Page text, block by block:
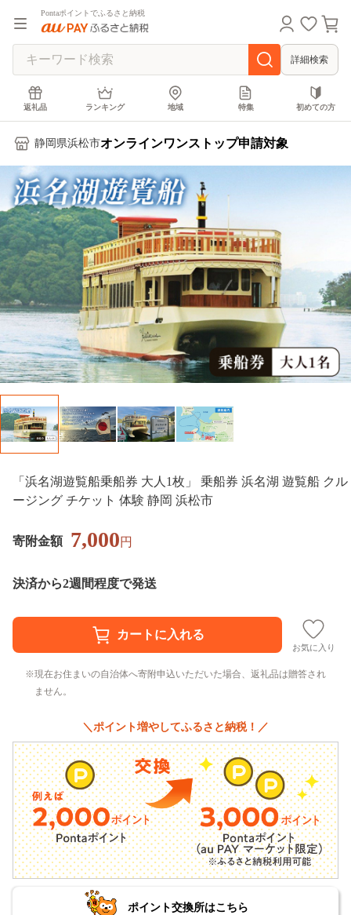
Pontaポイントでふるさと納税
詳細検索
返礼品 ランキング 地域 特集 初めての方
静岡県浜松市オンラインワンストップ申請対象
「浜名湖遊覧船乗船券 大人1枚」 乗船券 浜名湖 遊覧船 クル
ージング チケット 体験 静岡 浜松市
寄附金額 7,000円
決済から2週間程度で発送
お気に入り
現在お住まいの自治体へ寄附申込いただいた場合、返礼品は贈答され
ません。
＼ポイント増やしてふるさと納税！／
ポイント交換所はこちら